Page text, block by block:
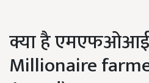
क्या है
Millionaire